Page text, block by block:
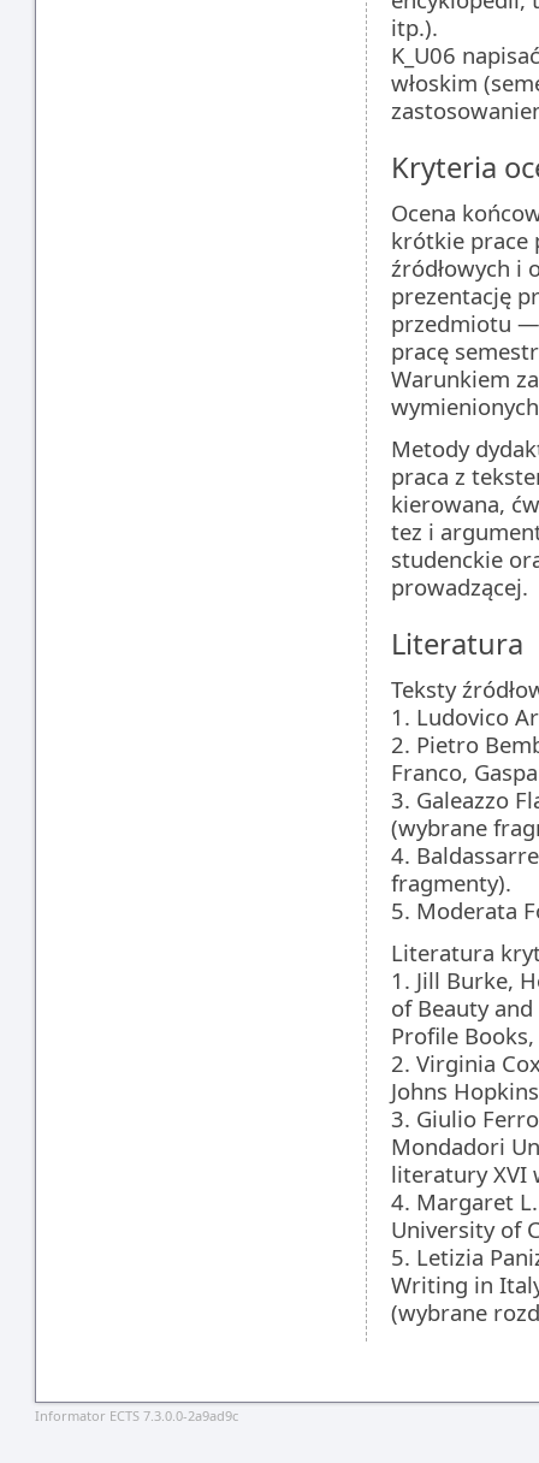
itp.).
K_U06
włoskim
Kryteria
Ocena
krótkie prace
źródłowych i
prezentację
przedmiotu
pracę
Warunkiem
Metody
praca z
kierowana,
tez i
studenckie
prowadzącej.
Literatura
Teksty
1. Ludovico
2. Pietro
Franco,
3. Galeazzo
(wybrane
4.
fragmenty).
5. Moderata
Literatura
1. Jill Burke,
of Beauty
Profile
2. Virginia
Johns
3. Giulio
Mondadori
literatury XVI
4. Margaret
University of
5. Letizia
Writing in
(wybrane
Informator ECTS 7.3.0.0-2a9ad9c